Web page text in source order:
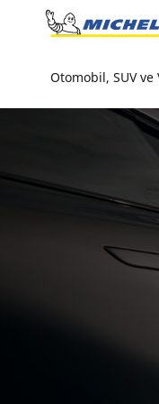
Go to page content
Otomobil, SUV ve